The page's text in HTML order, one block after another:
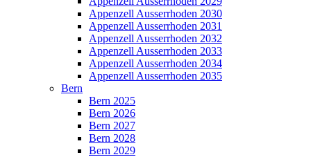
Appenzell Ausserrhoden 2030
Appenzell Ausserrhoden 2031
Appenzell Ausserrhoden 2032
Appenzell Ausserrhoden 2033
Appenzell Ausserrhoden 2034
Appenzell Ausserrhoden 2035
Bern
Bern 2025
Bern 2026
Bern 2027
Bern 2028
Bern 2029